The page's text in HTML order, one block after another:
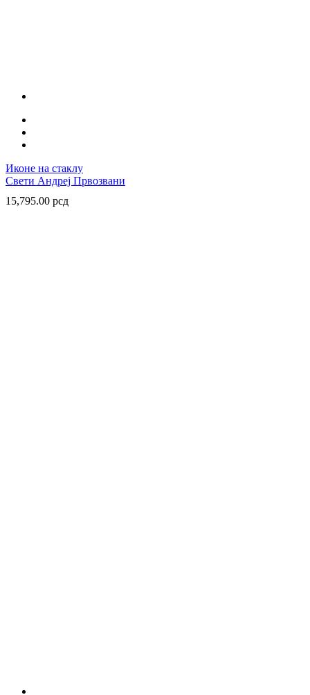
Иконе на стаклу
Свети Андреј Првозвани
15,795.00 рсд